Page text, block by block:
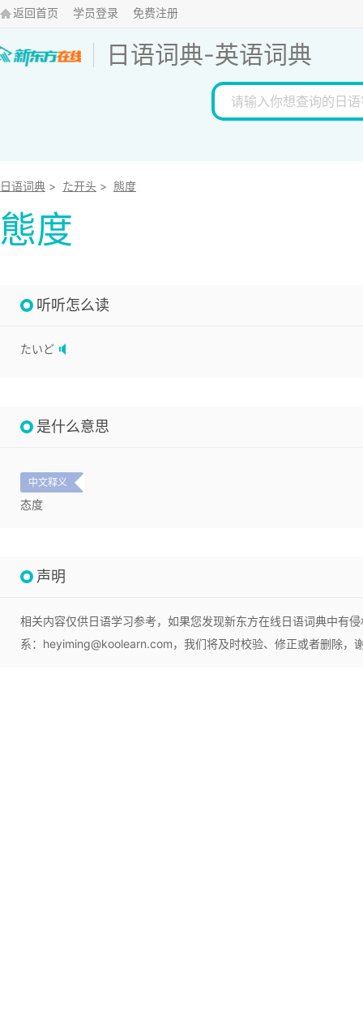
返回首页 学员登录 免费注册
日语词典-英语词典
日语词典 > た开头 > 態度
態度
听听怎么读
たいど
是什么意思
中文释义
态度
声明
相关内容仅供日语学习参考，如果您发现新东方在线日语词典中有
系：heyiming@koolearn.com，我们将及时校验、修正或者删除，